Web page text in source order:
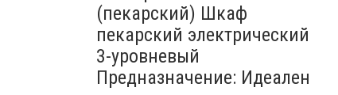
(пекарский) Шкаф
пекарский электрический
3-уровневый
Предназначение: Идеален